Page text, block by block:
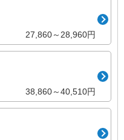
27,860～28,960円
38,860～40,510円